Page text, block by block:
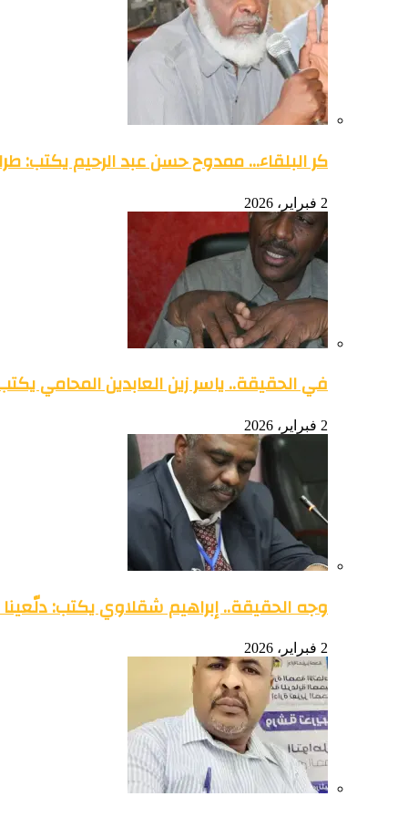
كر البلقاء… ممدوح حسن عبد الرحيم يكتب:
2 فبراير، 2026
في الحقيقة.. ياسر زين العابدين المحامي
2 فبراير، 2026
وجه الحقيقة.. إبراهيم شقلاوي يكتب:
2 فبراير، 2026